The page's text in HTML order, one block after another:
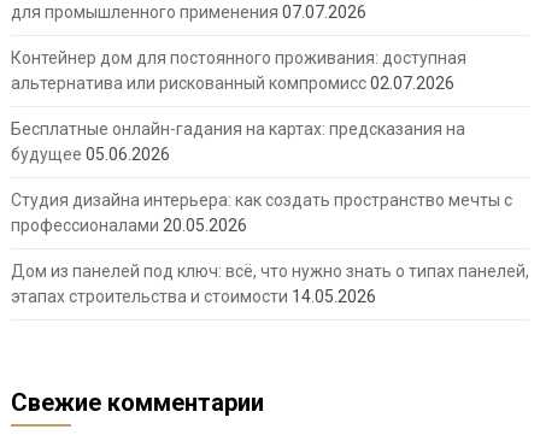
для промышленного применения 07.07.2026
Контейнер дом для постоянного проживания: доступная
альтернатива или рискованный компромисс02.07.2026
Бесплатные онлайн-гадания на картах: предсказания на
будущее 05.06.2026
Студия дизайна интерьера: как создать пространство мечты с
профессионалами 20.05.2026
Дом из панелей под ключ: всё, что нужно знать о типах панелей,
этапах строительства и стоимости 14.05.2026
Свежие комментарии